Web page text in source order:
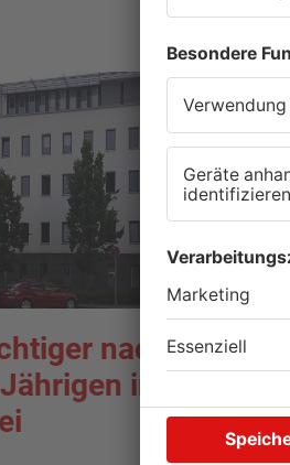
nach Tod
in Hanau